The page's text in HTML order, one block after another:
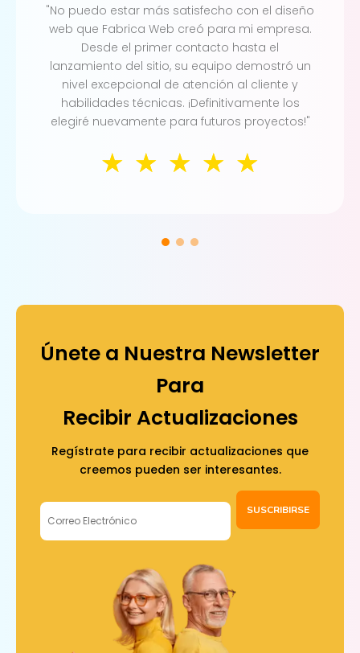
"No puedo estar más satisfecho con el diseño
web que Fabrica Web creó para mi empresa.
Desde el primer contacto hasta el
lanzamiento del sitio, su equipo demostró un
nivel excepcional de atención al cliente y
habilidades técnicas. ¡Definitivamente los
elegiré nuevamente para futuros proyectos!"
☆ ☆ ☆ ☆ ☆
Únete a Nuestra Newsletter
Para
Recibir Actualizaciones
Regístrate para recibir actualizaciones que
creemos pueden ser interesantes.
SUSCRIBIRSE